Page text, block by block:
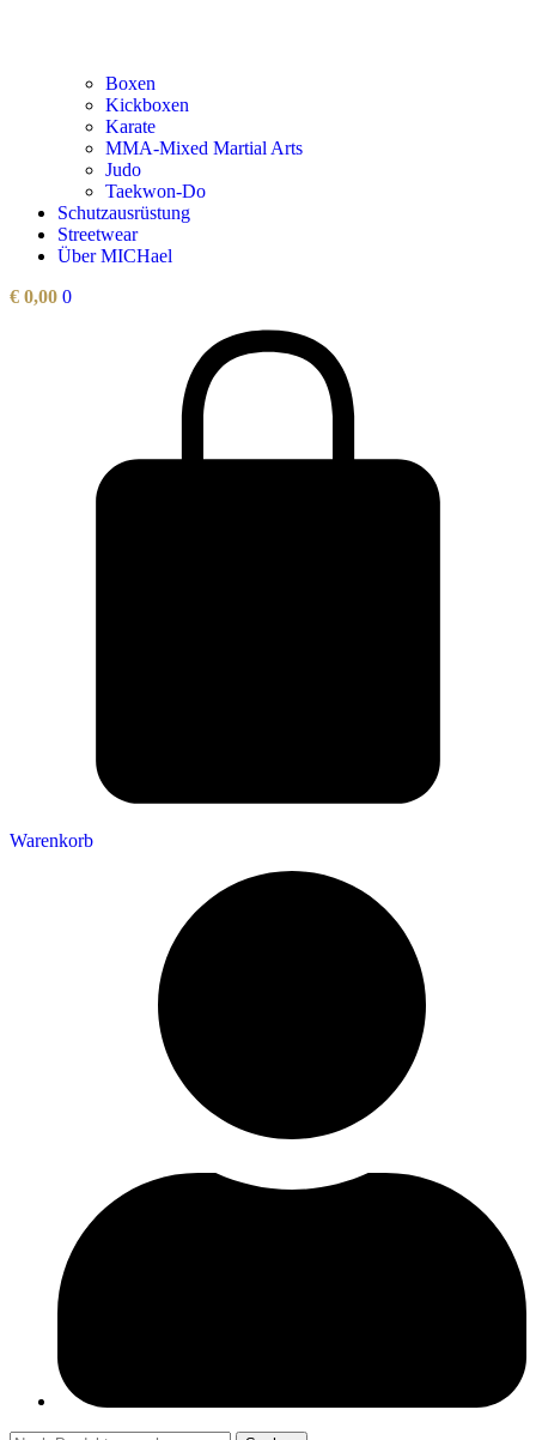
Boxen
Kickboxen
Karate
MMA-Mixed Martial Arts
Judo
Taekwon-Do
Schutzausrüstung
Streetwear
Über MICHael
€ 0,00 0
Warenkorb